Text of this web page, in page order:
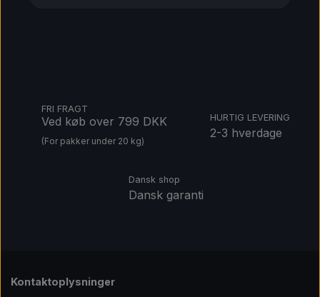
FRI FRAGT
Ved køb over 799 DKK
(For pakker under 20 kg)
HURTIG LEVERING
2-3 hverdage
Dansk shop
Dansk garanti
Kontaktoplysninger